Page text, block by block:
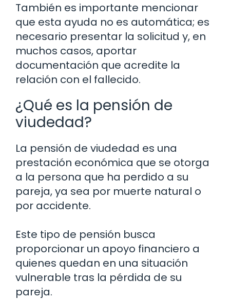
También es importante mencionar
que esta ayuda no es automática; es
necesario presentar la solicitud y, en
muchos casos, aportar
documentación que acredite la
relación con el fallecido.
¿Qué es la pensión de
viudedad?
La pensión de viudedad es una
prestación económica que se otorga
a la persona que ha perdido a su
pareja, ya sea por muerte natural o
por accidente.
Este tipo de pensión busca
proporcionar un apoyo financiero a
quienes quedan en una situación
vulnerable tras la pérdida de su
pareja.